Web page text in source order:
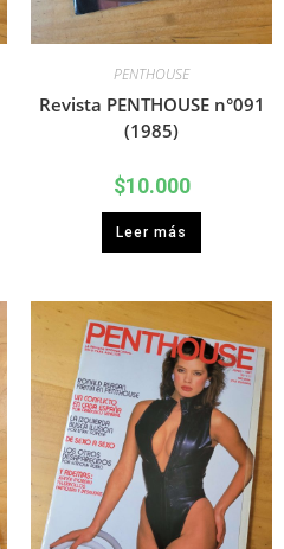
PENTHOUSE
Revista PENTHOUSE n°091
(1985)
$10.000
Leer más